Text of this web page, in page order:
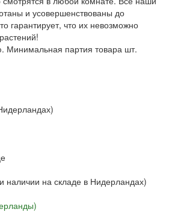
и усовершенствованы до
гарантирует, что их невозможно
Минимальная партия товара шт.
наличии на складе в Нидерландах)